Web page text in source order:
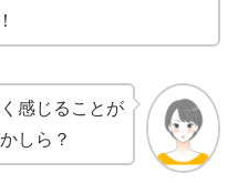
感じることが
しら？